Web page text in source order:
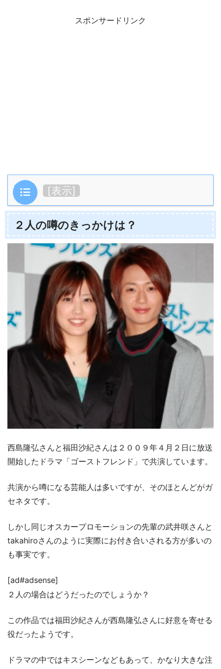
スポンサードリンク
目次 [表示]
２人の噂のきっかけは？
西島隆弘さんと福田沙紀さんは２００９年４月２日に放送
開始したドラマ「ゴーストフレンド」で共演しています。
共演から噂になる芸能人は多いですが、そのほとんどがガ
セネタです。
しかし同じオスカープロモーションの先輩の武井咲さんと
takahiroさんのように実際にお付き合いされる方が多いの
も事実です。
[ad#adsense]
２人の場合はどうだったのでしょうか？
この作品では福田沙紀さんが西島隆弘さんに好意を寄せる
役だったようです。
ドラマの中ではキスシーンなどもあって、かなり大きな注